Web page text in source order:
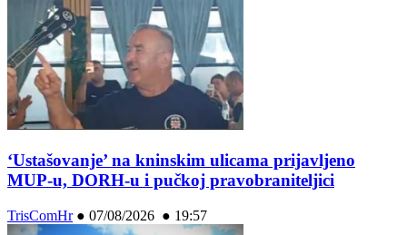
‘Ustašovanje’ na kninskim ulicama prijavljeno
MUP-u, DORH-u i pučkoj pravobraniteljici
TrisComHr● 07/08/2026 ● 19:57